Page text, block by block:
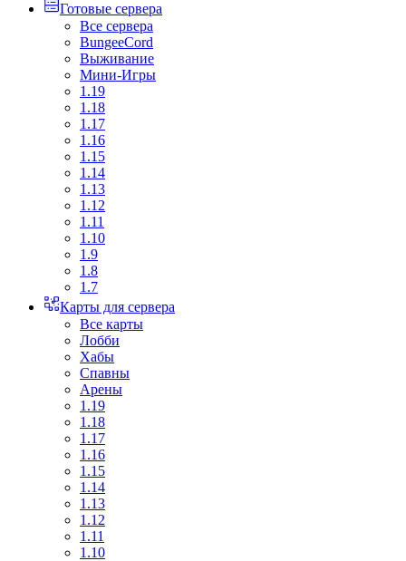
Готовые сервера
Все сервера
BungeeCord
Выживание
Мини-Игры
1.19
1.18
1.17
1.16
1.15
1.14
1.13
1.12
1.11
1.10
1.9
1.8
1.7
Карты для сервера
Все карты
Лобби
Хабы
Спавны
Арены
1.19
1.18
1.17
1.16
1.15
1.14
1.13
1.12
1.11
1.10